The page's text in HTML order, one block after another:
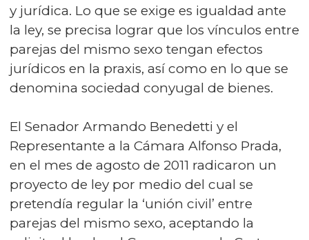
y jurídica. Lo que se exige es igualdad ante
la ley, se precisa lograr que los vínculos entre
parejas del mismo sexo tengan efectos
jurídicos en la praxis, así como en lo que se
denomina sociedad conyugal de bienes.
El Senador Armando Benedetti y el
Representante a la Cámara Alfonso Prada,
en el mes de agosto de 2011 radicaron un
proyecto de ley por medio del cual se
pretendía regular la ‘unión civil’ entre
parejas del mismo sexo, aceptando la